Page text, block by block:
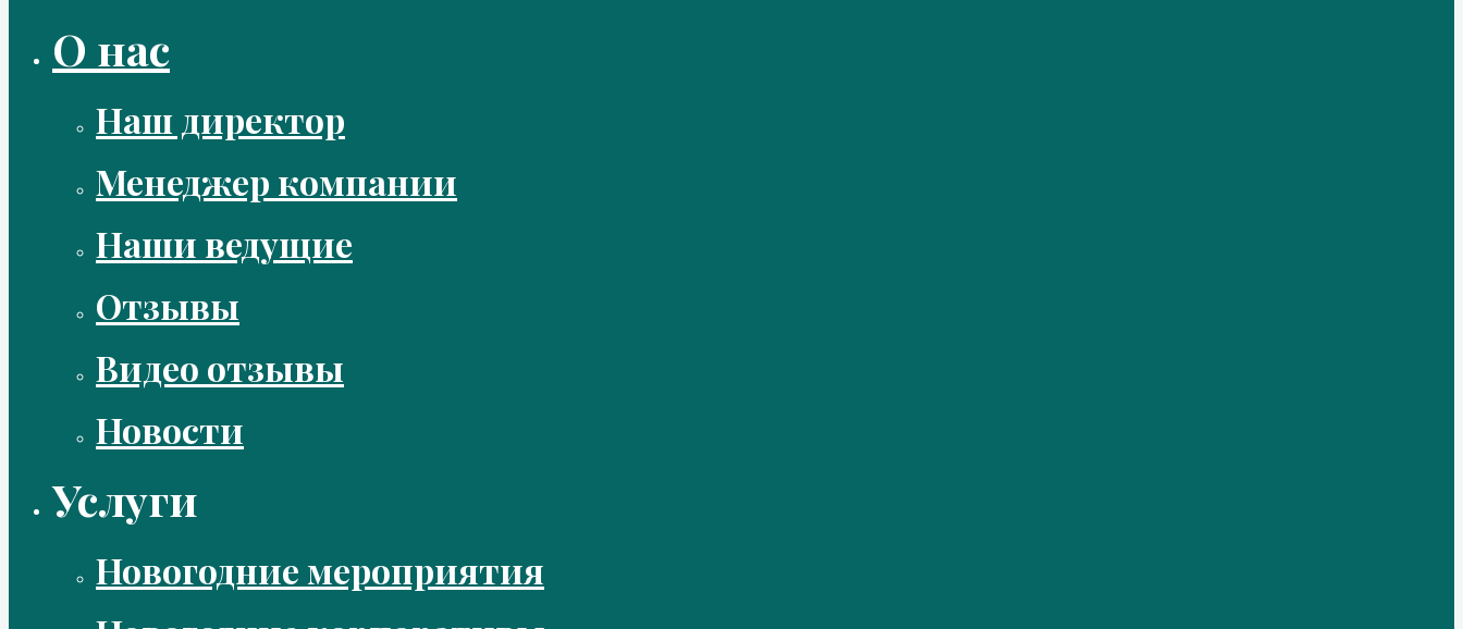
О нас
Наш директор
Менеджер компании
Наши ведущие
Отзывы
Видео отзывы
Новости
Услуги
Новогодние мероприятия